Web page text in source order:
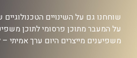
שוחחנו גם על השינויים
על המעבר מתוכן פרסומי לתוכן
משפיענים מייצרים היום ערך אמיתי